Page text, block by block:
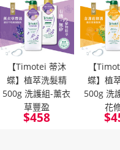
【Timotei 蒂沐
蝶】植萃洗髮精
500g 洗護組-薰衣
草豐盈
$458
【
蝶】植
500g 洗
花
$